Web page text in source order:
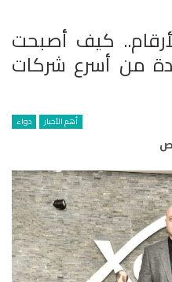
كيف أصبحت
من أسرع شركات
أهم الأخبار دواء